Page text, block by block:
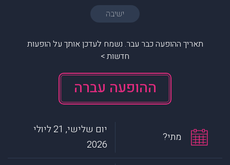
ישיבה
תאריך ההופעה כבר עבר. נשמח לעדכן אותך על הופעות
חדשות >
ההופעה עברה
מתי?
יום שלישי, 21 ליולי
2026